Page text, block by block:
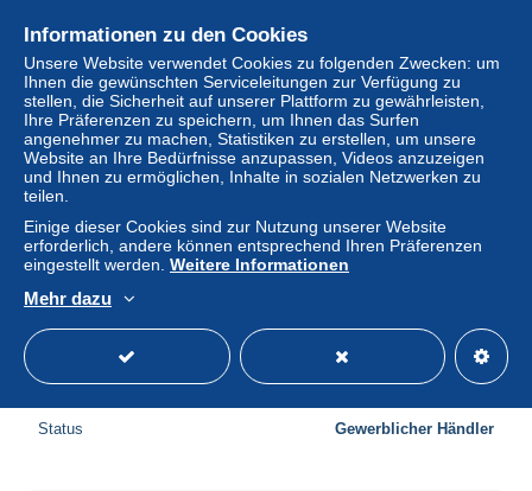
1932 (22 Febr). Scottish humour. Edinburgh Â USA,
franked envelo
300,00 $
Status Gewerblicher Händler
Informationen zu den Cookies
Unsere Website verwendet Cookies zu folgenden Zwecken: um
Ihnen die gewünschten Serviceleitungen zur Verfügung zu
stellen, die Sicherheit auf unserer Plattform zu gewährleisten,
Ihre Präferenzen zu speichern, um Ihnen das Surfen
angenehmer zu machen, Statistiken zu erstellen, um unsere
Website an Ihre Bedürfnisse anzupassen, Videos anzuzeigen
und Ihnen zu ermöglichen, Inhalte in sozialen Netzwerken zu
teilen.
Einige dieser Cookies sind zur Nutzung unserer Website
erforderlich, andere können entsprechend Ihren Präferenzen
eingestellt werden. Weitere Informationen
Mehr dazu